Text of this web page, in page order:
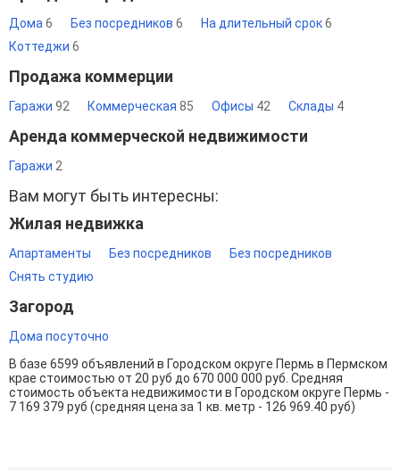
Дома 6 Без посредников 6 На длительный срок6
Коттеджи 6
Продажа коммерции
Гаражи 92 Коммерческая 85 Офисы 42 Склады 4
Аренда коммерческой недвижимости
Гаражи 2
Вам могут быть интересны:
Жилая недвижка
Апартаменты Без посредников
Без посредников
Снять студию
Загород
Дома посуточно
В базе 6599 объявлений в Городском округе Пермь в Пермском
крае стоимостью от 20 руб до 670 000 000 руб. Средняя
стоимость объекта недвижимости в Городском округе Пермь -
7 169 379 руб (средняя цена за 1 кв. метр - 126 969.40 руб)